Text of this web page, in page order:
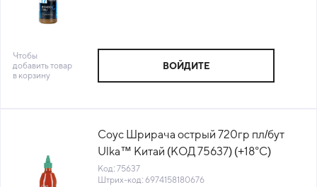
Чтобы
добавить товар
в корзину
ВОЙДИТЕ
Соус Шрирача острый 720гр пл/бут
Ulka™ Китай (КОД 75637) (+18°С)
Код: 75637
Штрих-код: 6974158180676